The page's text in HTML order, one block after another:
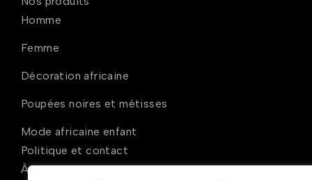
Homme
Femme
Décoration africaine
Poupées noires et métisses
Mode africaine enfant
Politique et contact
À propos